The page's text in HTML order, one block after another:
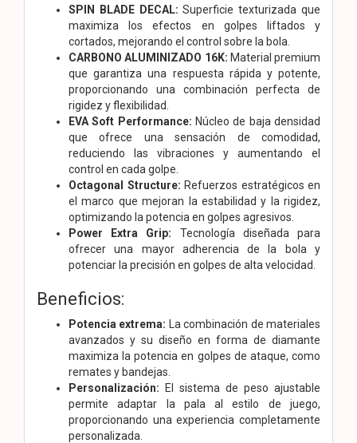
SPIN BLADE DECAL: Superficie texturizada que
maximiza los efectos en golpes liftados y
cortados, mejorando el control sobre la bola.
CARBONO ALUMINIZADO 16K: Material premium
que garantiza una respuesta rápida y potente,
proporcionando una combinación perfecta de
rigidez y flexibilidad.
EVA Soft Performance: Núcleo de baja densidad
que ofrece una sensación de comodidad,
reduciendo las vibraciones y aumentando el
control en cada golpe.
Octagonal Structure: Refuerzos estratégicos en
el marco que mejoran la estabilidad y la rigidez,
optimizando la potencia en golpes agresivos.
Power Extra Grip: Tecnología diseñada para
ofrecer una mayor adherencia de la bola y
potenciar la precisión en golpes de alta velocidad.
Beneficios:
Potencia extrema: La combinación de materiales
avanzados y su diseño en forma de diamante
maximiza la potencia en golpes de ataque, como
remates y bandejas.
Personalización: El sistema de peso ajustable
permite adaptar la pala al estilo de juego,
proporcionando una experiencia completamente
personalizada.